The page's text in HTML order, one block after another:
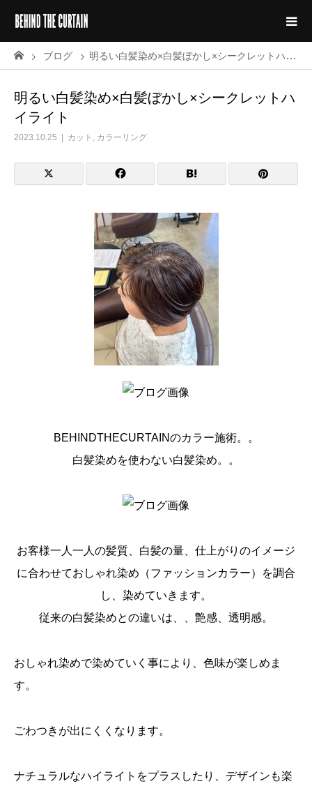
ブログ 明るい白髪染め×白髪ぼかし×シークレットハイライト
明るい白髪染め×白髪ぼかし×シークレットハ
イライト
2023.10.25 カット , カラーリング
BEHINDTHECURTAINのカラー施術。。
白髪染めを使わない白髪染め。。
お客様一人一人の髪質、白髪の量、仕上がりのイメージ
に合わせておしゃれ染め（ファッションカラー）を調合
し、染めていきます。
従来の白髪染めとの違いは、、艶感、透明感。
おしゃれ染めで染めていく事により、色味が楽しめま
す。
ごわつきが出にくくなります。
ナチュラルなハイライトをプラスしたり、デザインも楽